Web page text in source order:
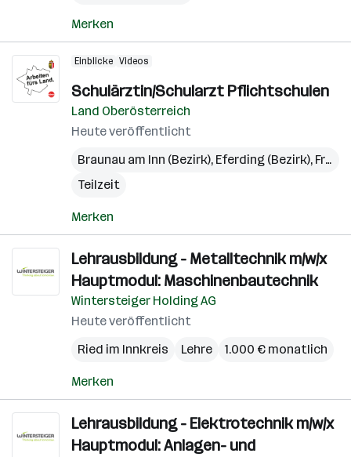
Merken
Einblicke Videos
Schulärztin/Schularzt Pflichtschulen
Land Oberösterreich
Heute veröffentlicht
Braunau am Inn (Bezirk), Eferding (Bezirk), Freistadt (Bezirk)
Teilzeit
Merken
Lehrausbildung - Metalltechnik m/w/x
Hauptmodul: Maschinenbautechnik
Wintersteiger Holding AG
Heute veröffentlicht
Ried im Innkreis
Lehre 1.000 € monatlich
Merken
Lehrausbildung - Elektrotechnik m/w/x
Hauptmodul: Anlagen- und